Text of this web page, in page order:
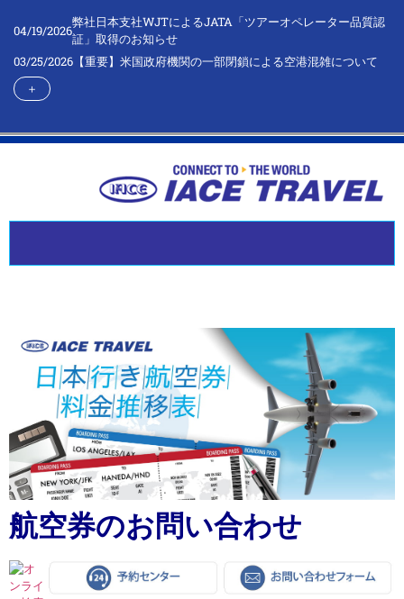
04/19/2026
弊社日本支社WJTによるJATA「ツアーオペレーター品質認
証」取得のお知らせ
03/25/2026 【重要】米国政府機関の一部閉鎖による空港混雑について
＋
航空券のお問い合わせ